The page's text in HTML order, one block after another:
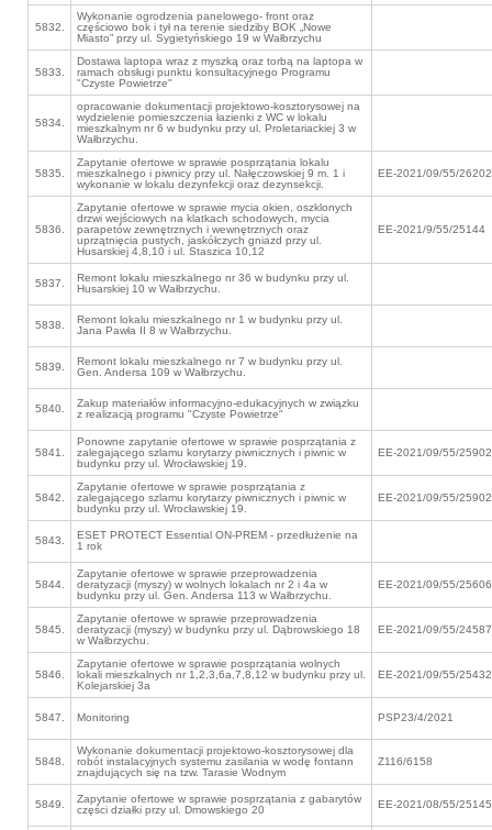
5832.
Wykonanie ogrodzenia panelowego- front oraz
częściowo bok i tył na terenie siedziby BOK „Nowe
Miasto” przy ul. Sygietyńskiego 19 w Wałbrzychu
5833.
Dostawa laptopa wraz z myszką oraz torbą na laptopa w
ramach obsługi punktu konsultacyjnego Programu
"Czyste Powietrze"
5834.
opracowanie dokumentacji projektowo-kosztorysowej na
wydzielenie pomieszczenia łazienki z WC w lokalu
mieszkalnym nr 6 w budynku przy ul. Proletariackiej 3 w
Wałbrzychu.
5835.
Zapytanie ofertowe w sprawie posprzątania lokalu
mieszkalnego i piwnicy przy ul. Nałęczowskiej 9 m. 1 i
wykonanie w lokalu dezynfekcji oraz dezynsekcji.
EE-2021/09/55/26202
5836.
Zapytanie ofertowe w sprawie mycia okien, oszklonych
drzwi wejściowych na klatkach schodowych, mycia
parapetów zewnętrznych i wewnętrznych oraz
uprzątnięcia pustych, jaskółczych gniazd przy ul.
Husarskiej 4,8,10 i ul. Staszica 10,12
EE-2021/9/55/25144
5837.
Remont lokalu mieszkalnego nr 36 w budynku przy ul.
Husarskiej 10 w Wałbrzychu.
5838.
Remont lokalu mieszkalnego nr 1 w budynku przy ul.
Jana Pawła II 8 w Wałbrzychu.
5839.
Remont lokalu mieszkalnego nr 7 w budynku przy ul.
Gen. Andersa 109 w Wałbrzychu.
5840.
Zakup materiałów informacyjno-edukacyjnych w związku
z realizacją programu "Czyste Powietrze"
5841.
Ponowne zapytanie ofertowe w sprawie posprzątania z
zalegającego szlamu korytarzy piwnicznych i piwnic w
budynku przy ul. Wrocławskiej 19.
EE-2021/09/55/25902
5842.
Zapytanie ofertowe w sprawie posprzątania z
zalegającego szlamu korytarzy piwnicznych i piwnic w
budynku przy ul. Wrocławskiej 19.
EE-2021/09/55/25902
5843.
ESET PROTECT Essential ON-PREM - przedłużenie na
1 rok
5844.
Zapytanie ofertowe w sprawie przeprowadzenia
deratyzacji (myszy) w wolnych lokalach nr 2 i 4a w
budynku przy ul. Gen. Andersa 113 w Wałbrzychu.
EE-2021/09/55/25606
5845.
Zapytanie ofertowe w sprawie przeprowadzenia
deratyzacji (myszy) w budynku przy ul. Dąbrowskiego 18
w Wałbrzychu.
EE-2021/09/55/24587
5846.
Zapytanie ofertowe w sprawie posprzątania wolnych
lokali mieszkalnych nr 1,2,3,6a,7,8,12 w budynku przy ul.
Kolejarskiej 3a
EE-2021/09/55/25432
5847. Monitoring PSP23/4/2021
5848.
Wykonanie dokumentacji projektowo-kosztorysowej dla
robót instalacyjnych systemu zasilania w wodę fontann
znajdujących się na tzw. Tarasie Wodnym
Z116/6158
5849.
Zapytanie ofertowe w sprawie posprzątania z gabarytów
części działki przy ul. Dmowskiego 20
EE-2021/08/55/25145